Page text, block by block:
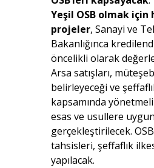
Yeşil OSB olmak için
projeler, Sanayi ve
Bakanlığınca
öncelikli olarak
Arsa satışları,
belirleyeceği ve
kapsamında
esas ve usullere uygun
gerçekleştirilecek.
tahsisleri, şeffaflık
yapılacak.